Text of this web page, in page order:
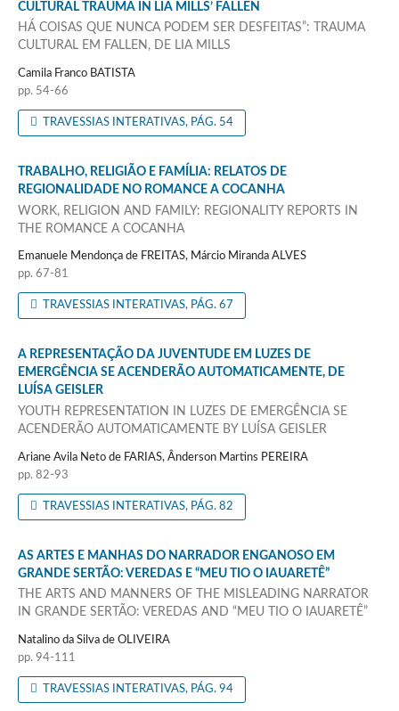
CULTURAL TRAUMA IN LIA MILLS’ FALLEN
HÁ COISAS QUE NUNCA PODEM SER DESFEITAS”: TRAUMA
CULTURAL EM FALLEN, DE LIA MILLS
Camila Franco BATISTA
pp. 54-66
TRAVESSIAS INTERATIVAS, PÁG. 54
TRABALHO, RELIGIÃO E FAMÍLIA: RELATOS DE
REGIONALIDADE NO ROMANCE A COCANHA
WORK, RELIGION AND FAMILY: REGIONALITY REPORTS IN
THE ROMANCE A COCANHA
Emanuele Mendonça de FREITAS, Márcio Miranda ALVES
pp. 67-81
TRAVESSIAS INTERATIVAS, PÁG. 67
A REPRESENTAÇÃO DA JUVENTUDE EM LUZES DE
EMERGÊNCIA SE ACENDERÃO AUTOMATICAMENTE, DE
LUÍSA GEISLER
YOUTH REPRESENTATION IN LUZES DE EMERGÊNCIA SE
ACENDERÃO AUTOMATICAMENTE BY LUÍSA GEISLER
Ariane Avila Neto de FARIAS, Ânderson Martins PEREIRA
pp. 82-93
TRAVESSIAS INTERATIVAS, PÁG. 82
AS ARTES E MANHAS DO NARRADOR ENGANOSO EM
GRANDE SERTÃO: VEREDAS E “MEU TIO O IAUARETÊ”
THE ARTS AND MANNERS OF THE MISLEADING NARRATOR
IN GRANDE SERTÃO: VEREDAS AND “MEU TIO O IAUARETÊ”
Natalino da Silva de OLIVEIRA
pp. 94-111
TRAVESSIAS INTERATIVAS, PÁG. 94